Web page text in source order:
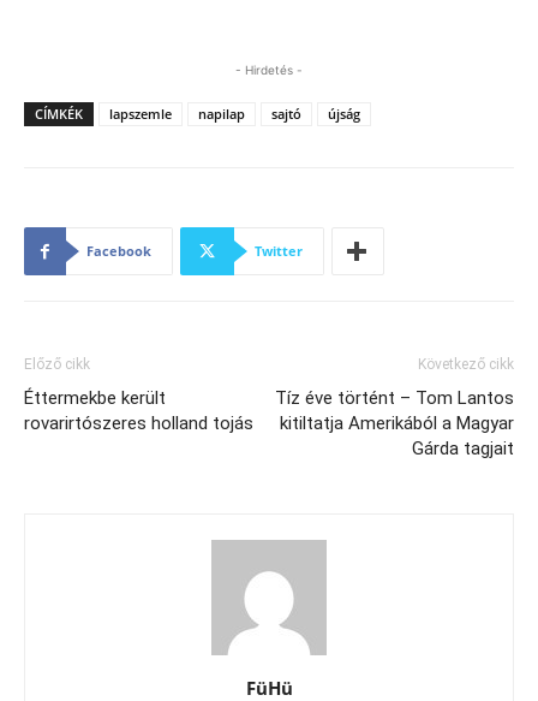
- Hirdetés -
CÍMKÉK lapszemle napilap sajtó újság
Facebook Twitter
Előző cikk
Éttermekbe került
rovarirtószeres holland tojás
Következő cikk
Tíz éve történt – Tom Lantos
kitiltatja Amerikából a Magyar
Gárda tagjait
FüHü